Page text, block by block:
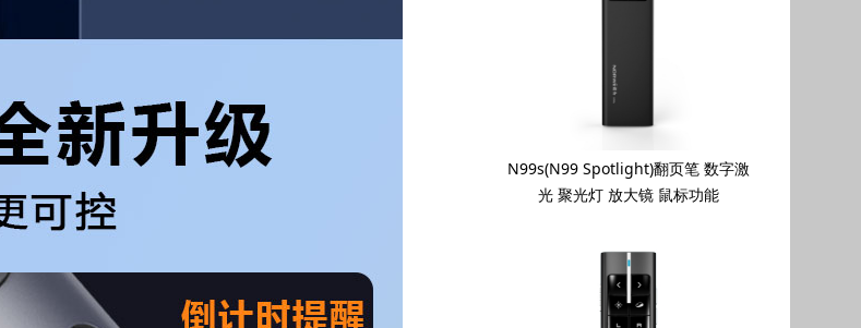
N99s(N99 Spotlight)翻页笔 数字激
光 聚光灯 放大镜 鼠标功能